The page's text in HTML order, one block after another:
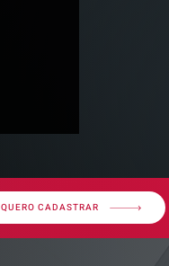
QUERO CADASTRAR